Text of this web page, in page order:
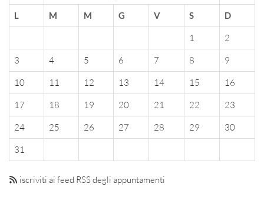
L M M G V S D
1
2
3
4 5 6 7 8
9
10
11 12 13 14 15
16
17
18 19 20 21 22
23
24
25 26 27 28 29
30
31
iscriviti ai feed RSS degli appuntamenti